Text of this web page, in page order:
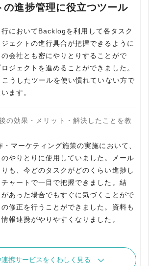
の進捗管理に役立つツール
においてBacklogを利用して各タスク
ェクトの進行具合が把握できるように
会社とも密にやりとりすることがで
ジェクトを進めることができました。
うしたツールを使い慣れていない方で
ます。
の効果・メリット・解決したことを教
マーケティング施策の実施において、
やりとりに使用していました。メール
も、今どのタスクがどのくらい進捗し
ャートで一目で把握できました。結
あった場合でもすぐに気づくことがで
修正を行うことができました。資料も
報連携がやりやすくなりました。
携サービスをくわしく見る